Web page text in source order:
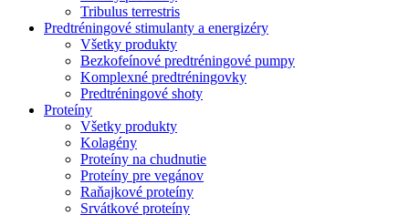
Tribulus terrestris
Predtréningové stimulanty a energizéry
Všetky produkty
Bezkofeínové predtréningové pumpy
Komplexné predtréningovky
Predtréningové shoty
Proteíny
Všetky produkty
Kolagény
Proteíny na chudnutie
Proteíny pre vegánov
Raňajkové proteíny
Srvátkové proteíny